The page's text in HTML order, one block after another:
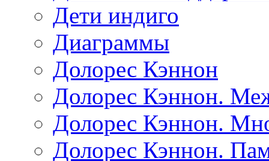
Дети индиго
Диаграммы
Долорес Кэннон
Долорес Кэннон.
Долорес Кэннон.
Долорес Кэннон.